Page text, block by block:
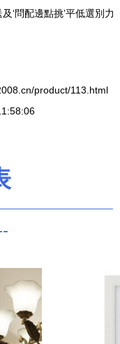
‘問配邊點挑’平低選別力
product/113.html